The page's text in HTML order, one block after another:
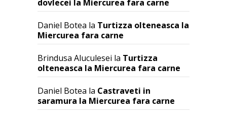
dovlecei la Miercurea fara carne
Daniel Botea la Turtizza olteneasca la
Miercurea fara carne
Brindusa Aluculesei la Turtizza
olteneasca la Miercurea fara carne
Daniel Botea la Castraveti in
saramura la Miercurea fara carne